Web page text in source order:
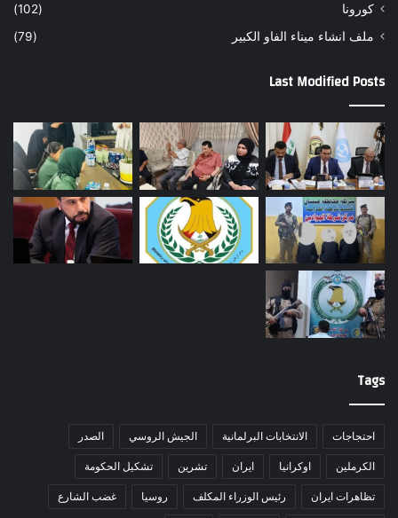
كورونا
(102)
ملف انشاء ميناء الفاو الكبير
(79)
Last Modified Posts
Tags
احتجاجات الانتخابات البرلمانية الجيش الروسي الصدر
الكرملين اوكرانيا ايران تشرين تشكيل الحكومة
تظاهرات ايران رئيس الوزراء المكلف روسيا غضب الشارع